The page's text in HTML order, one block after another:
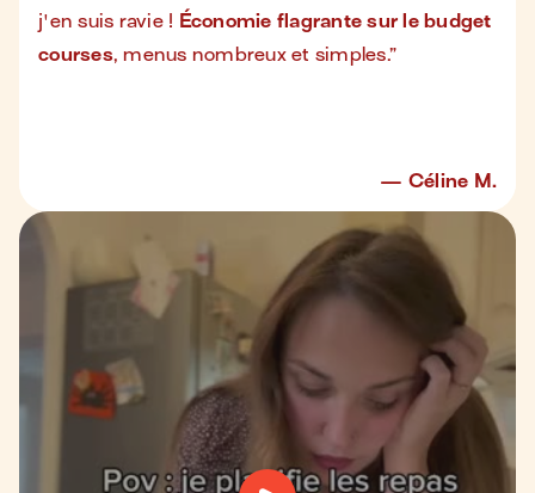
j'en suis ravie ! Économie flagrante sur le budget
courses, menus nombreux et simples.”
Céline M.